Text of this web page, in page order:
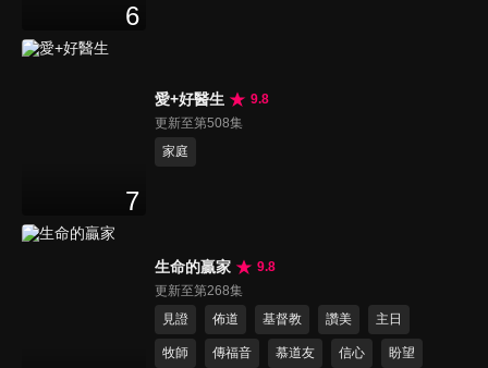
6
7
愛+好醫生
9.8
更新至第508集
家庭
生命的贏家
9.8
更新至第268集
見證
佈道 基督教 讚美 主日
牧師 傳福音 慕道友 信心 盼望